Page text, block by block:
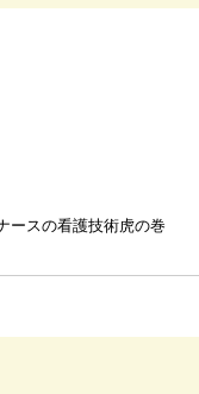
ースの看護技術虎の巻